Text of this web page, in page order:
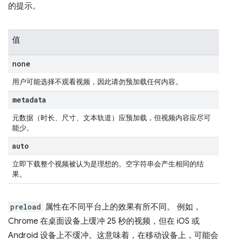
的提示。
值
none
用户可能选择不观看视频，因此请勿预加载任何内容。
metadata
元数据（时长、尺寸、文本轨道）应预加载，但视频内容应尽可
能少。
auto
立即下载整个视频被认为是理想的。空字符串会产生相同的结
果。
preload 属性在不同平台上的效果有所不同。 例如，
Chrome 在桌面设备上缓冲 25 秒的视频，但在 iOS 或
Android 设备上不缓冲。这意味着，在移动设备上，可能会